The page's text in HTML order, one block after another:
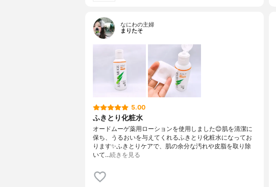
なにわの主婦
まりたそ
5.00
ふきとり化粧水
オードムーゲ薬用ローションを使用しました😊肌を清潔に
保ち、うるおいを与えてくれるふきとり化粧水になってお
ります✨ふきとりケアで、肌の余分な汚れや皮脂を取り除
いて…続きを見る